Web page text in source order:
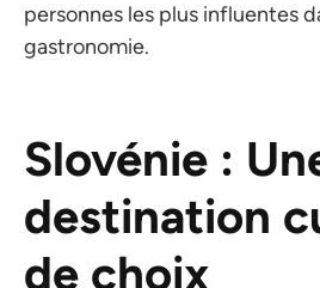
personnes les plus influentes
gastronomie.
Slovénie :
destination
de choix